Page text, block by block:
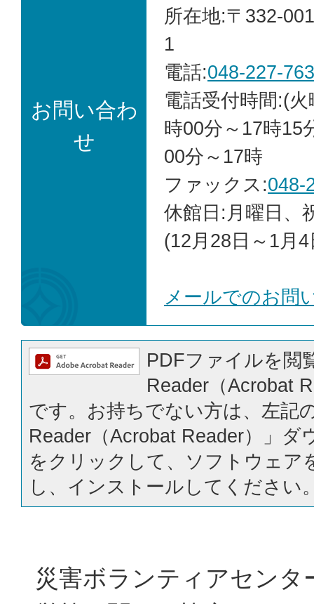
お問い合わ
せ
所在地:〒332-
1
電話:048-227-
電話受付時間:(
時00分～17時15
00分～17時
ファックス:048-
休館日:月曜日、
(12月28日～1月4
メールでのお問
PDFファイルを閲
Reader（Acrobat
です。お持ちでない方は、左記
Reader（Acrobat Reader）」ダ
をクリックして、ソフトウェア
し、インストールしてください
災害ボランティアセンタ